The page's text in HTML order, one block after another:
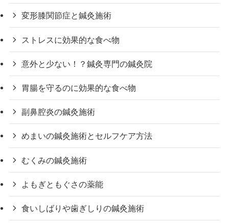
変形膝関節症と鍼灸施術
ストレスに効果的な食べ物
意外と少ない！？鍼灸専門の鍼灸院
胃腸を守るのに効果的な食べ物
副鼻腔炎の鍼灸施術
めまいの鍼灸施術とセルフケア方法
むくみの鍼灸施術
よもぎともぐさの薬能
食いしばりや歯ぎしりの鍼灸施術